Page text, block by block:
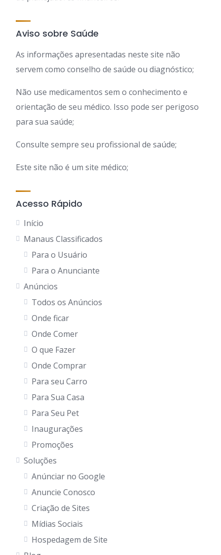
Aviso sobre Saúde
As informações apresentadas neste site não
servem como conselho de saúde ou diagnóstico;
Não use medicamentos sem o conhecimento e
orientação de seu médico. Isso pode ser perigoso
para sua saúde;
Consulte sempre seu profissional de saúde;
Este site não é um site médico;
Acesso Rápido
Início
Manaus Classificados
Para o Usuário
Para o Anunciante
Anúncios
Todos os Anúncios
Onde ficar
Onde Comer
O que Fazer
Onde Comprar
Para seu Carro
Para Sua Casa
Para Seu Pet
Inaugurações
Promoções
Soluções
Anúnciar no Google
Anuncie Conosco
Criação de Sites
Mídias Sociais
Hospedagem de Site